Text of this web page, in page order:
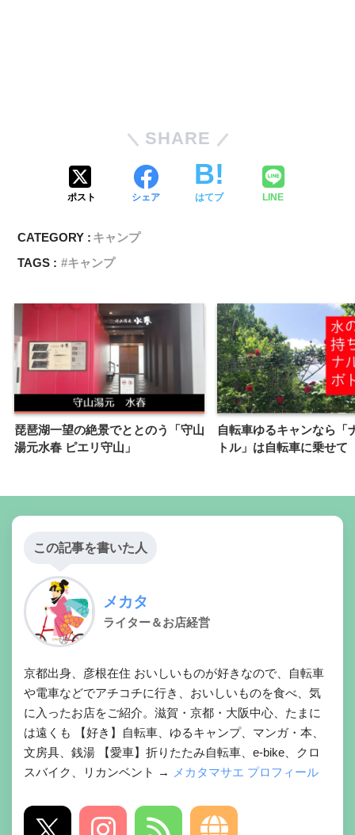
SHARE
ポスト シェア はてブ LINE
CATEGORY : キャンプ
TAGS :
キャンプ
琵琶湖一望の絶景でととのう「守山
湯元水春 ピエリ守山」
自転車ゆるキャンなら「
トル」は自転車に乗せて
この記事を書いた人
メカタ
ライター＆お店経営
京都出身、彦根在住 おいしいものが好きなので、自転車
や電車などでアチコチに行き、おいしいものを食べ、気
に入ったお店をご紹介。滋賀・京都・大阪中心、たまに
は遠くも 【好き】自転車、ゆるキャンプ、マンガ・本、
文房具、銭湯 【愛車】折りたたみ自転車、e-bike、クロ
スバイク、リカンベント →
メカタマサエ プロフィール